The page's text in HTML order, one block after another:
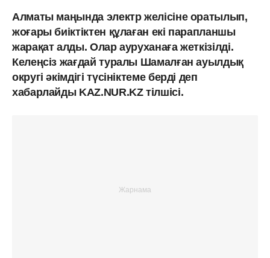
Алматы маңында электр желісіне оратылып,
жоғары биіктіктен құлаған екі парапланшы
жарақат алды. Олар ауруханаға жеткізілді.
Келеңсіз жағдай туралы Шамалған ауылдық
округі әкімдігі түсініктеме берді деп
хабарлайды KAZ.NUR.KZ тілшісі.